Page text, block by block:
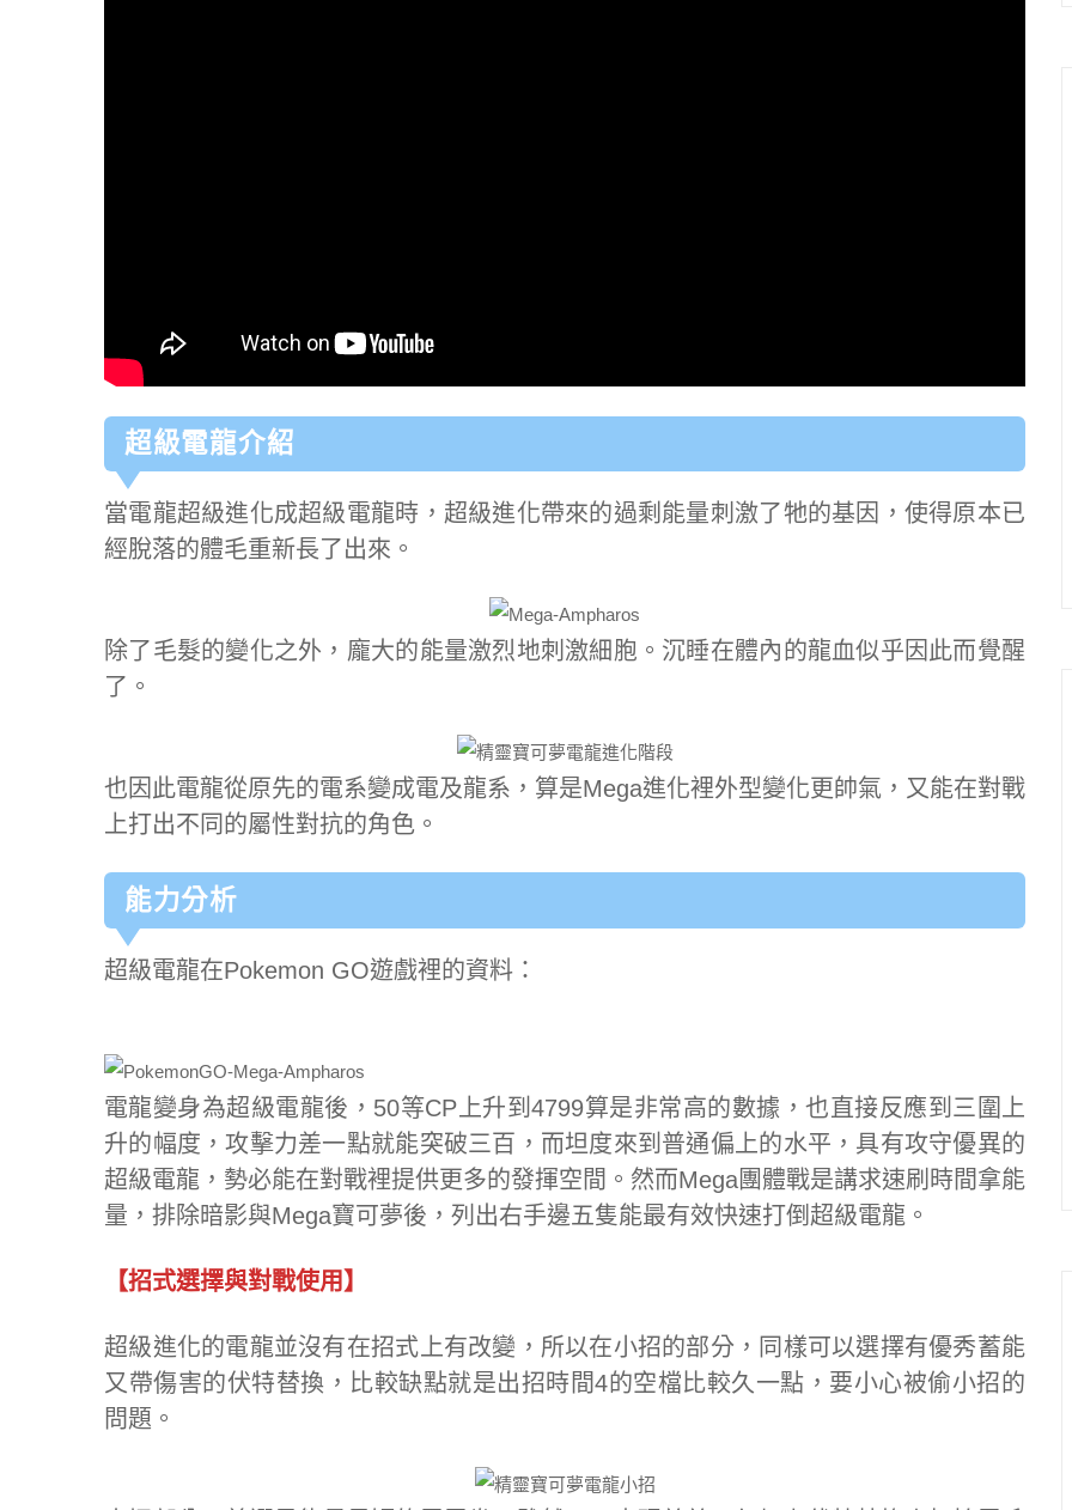
超級電龍介紹
當電龍超級進化成超級電龍時，超級進化帶來的過剩能量刺激了牠的基因，使得原本已
經脫落的體毛重新長了出來。
除了毛髮的變化之外，龐大的能量激烈地刺激細胞。沉睡在體內的龍血似乎因此而覺醒
了。
也因此電龍從原先的電系變成電及龍系，算是Mega進化裡外型變化更帥氣，又能在對戰
上打出不同的屬性對抗的角色。
能力分析
超級電龍在Pokemon GO遊戲裡的資料：
電龍變身為超級電龍後，50等CP上升到4799算是非常高的數據，也直接反應到三圍上
升的幅度，攻擊力差一點就能突破三百，而坦度來到普通偏上的水平，具有攻守優異的
超級電龍，勢必能在對戰裡提供更多的發揮空間。然而Mega團體戰是講求速刷時間拿能
量，排除暗影與Mega寶可夢後，列出右手邊五隻能最有效快速打倒超級電龍。
【招式選擇與對戰使用】
超級進化的電龍並沒有在招式上有改變，所以在小招的部分，同樣可以選擇有優秀蓄能
又帶傷害的伏特替換，比較缺點就是出招時間4的空檔比較久一點，要小心被偷小招的
問題。